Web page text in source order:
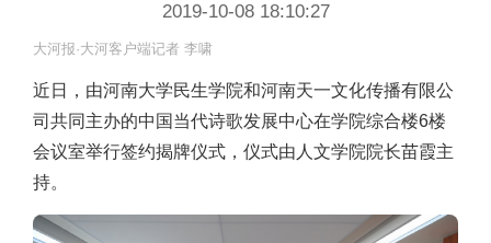
2019-10-08 18:10:27
大河报·大河客户端记者 李啸
近日，由河南大学民生学院和河南天一文化传播有限公
司共同主办的中国当代诗歌发展中心在学院综合楼6楼
会议室举行签约揭牌仪式，仪式由人文学院院长苗霞主
持。